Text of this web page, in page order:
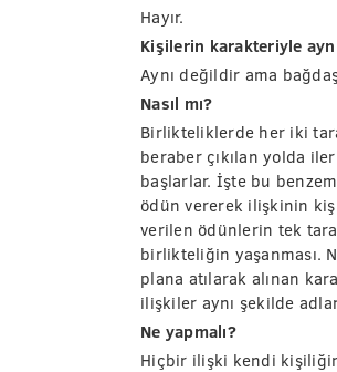
Hayır.
Kişilerin karakteriyle
Aynı değildir ama
Nasıl mı?
Birlikteliklerde her iki
beraber çıkılan yolda
başlarlar. İşte bu
ödün vererek ilişkinin
verilen ödünlerin tek
birlikteliğin yaşanması.
plana atılarak alınan
ilişkiler aynı şekilde
Ne yapmalı?
Hiçbir ilişki kendi